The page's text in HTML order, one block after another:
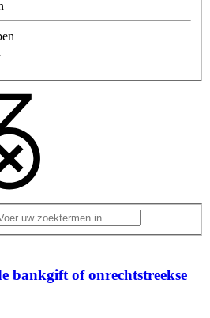
bankgift of onrechtstreekse